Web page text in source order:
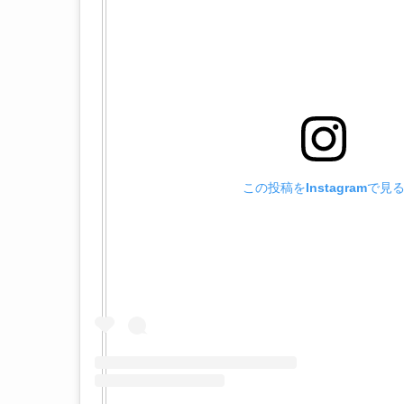
この投稿をInstagramで見る